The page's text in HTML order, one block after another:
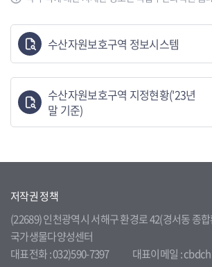
수산자원보호구역 정보시스템
수산자원보호구역 지정현황('23년
말 기준)
저작권 정책
(22689) 인천광역시 서해구 환경로 42(경서동 종
국가생물다양성센터
대표전화 : 032)590-7397
대표이메일 :